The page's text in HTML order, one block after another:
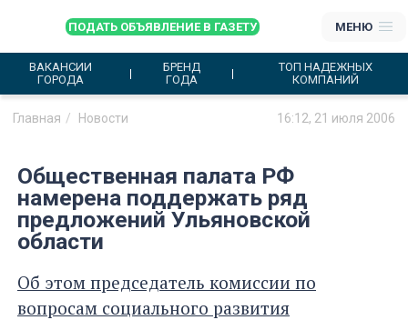
ПОДАТЬ ОБЪЯВЛЕНИЕ В ГАЗЕТУ МЕНЮ
ВАКАНСИИ
ГОРОДА
БРЕНД
ГОДА
ТОП НАДЕЖНЫХ
КОМПАНИЙ
Главная Новости 16:12, 21 июля 2006
Общественная палата РФ
намерена поддержать ряд
предложений Ульяновской
области
Об этом председатель комиссии по
вопросам социального развития